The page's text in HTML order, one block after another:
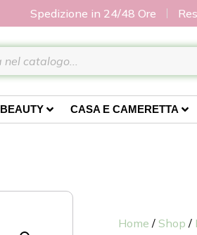
Spedizione in 24/48 Ore
BEAUTY CASA E CAMERETTA
Home / Shop /